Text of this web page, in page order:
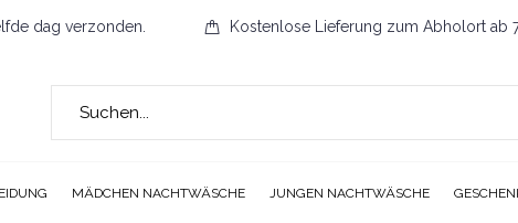
MÄDCHEN NACHTWÄSCHE JUNGEN NACHTWÄSCHE
dag verzonden. Kostenlose Lieferung zum Abholort ab